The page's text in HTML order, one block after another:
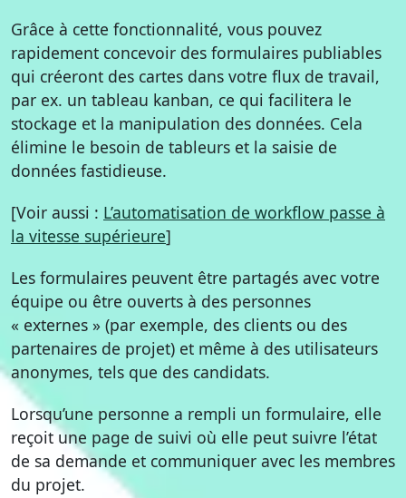
Grâce à cette fonctionnalité, vous pouvez
rapidement concevoir des formulaires publiables
qui créeront des cartes dans votre flux de travail,
par ex. un tableau kanban, ce qui facilitera le
stockage et la manipulation des données. Cela
élimine le besoin de tableurs et la saisie de
données fastidieuse.
[Voir aussi : L’automatisation de workflow passe à
la vitesse supérieure]
Les formulaires peuvent être partagés avec votre
équipe ou être ouverts à des personnes
« externes » (par exemple, des clients ou des
partenaires de projet) et même à des utilisateurs
anonymes, tels que des candidats.
Lorsqu’une personne a rempli un formulaire, elle
reçoit une page de suivi où elle peut suivre l’état
de sa demande et communiquer avec les membres
du projet.